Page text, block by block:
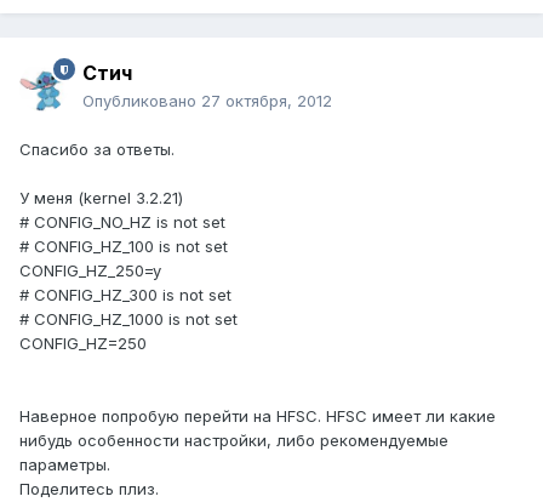
Стич
Опубликовано 27 октября, 2012
Спасибо за ответы.
У меня (kernel 3.2.21)
# CONFIG_NO_HZ is not set
# CONFIG_HZ_100 is not set
CONFIG_HZ_250=y
# CONFIG_HZ_300 is not set
# CONFIG_HZ_1000 is not set
CONFIG_HZ=250
Наверное попробую перейти на HFSC. HFSC имеет ли какие
нибудь особенности настройки, либо рекомендуемые
параметры.
Поделитесь плиз.